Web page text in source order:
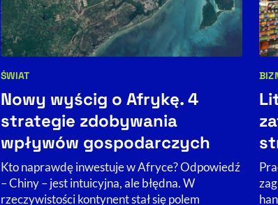
Kategorie artykułu:
ŚWIAT
Nowy wyścig o Afrykę. 4
strategie zdobywania
wpływów gospodarczych
Kto naprawdę inwestuje w Afryce? Odpowiedź
– Chiny – jest intuicyjna, ale błędna. W
rzeczywistości kontynent stał się polem